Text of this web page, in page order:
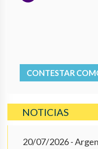
CONTESTAR
NOTICIAS
20/07/2026-